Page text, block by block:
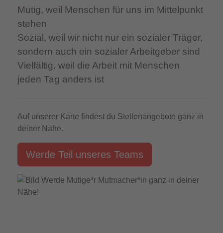
Mutig, weil Menschen für uns im Mittelpunkt
stehen
Sozial, weil wir nicht nur ein sozialer Träger,
sondern auch ein sozialer Arbeitgeber sind
Vielfältig, weil die Arbeit mit Menschen
jeden Tag anders ist
Auf unserer Karte findest du Stellenangebote ganz in
deiner Nähe.
Werde Teil unseres Teams